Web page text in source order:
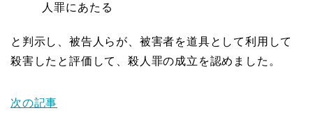
人罪にあたる
と判示し、被告人らが、被害者を道具として利用して
殺害したと評価して、殺人罪の成立を認めました。
次の記事